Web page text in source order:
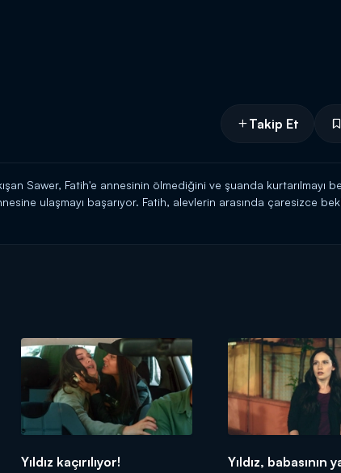
Takip Et
Sawer, Fatih'e annesinin ölmediğini ve şuanda kurtarılmayı
ulaşmayı başarıyor. Fatih, alevlerin arasında çaresizce
kurtarıyor.
Yıldız kaçırılıyor!
Yıldız, babasının